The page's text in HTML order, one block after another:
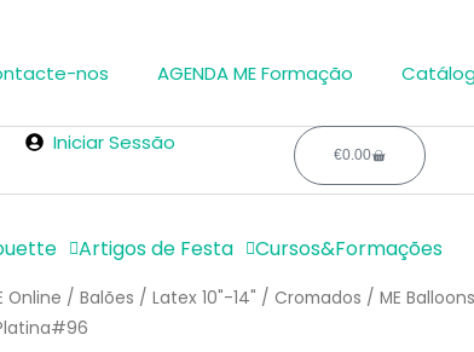
nos
AGENDA ME Formação
Iniciar Sessão €0.00Carrinho
Artigos de Festa Cursos&Formações
Online / Balões / Latex 10"-14" / Cromados / ME